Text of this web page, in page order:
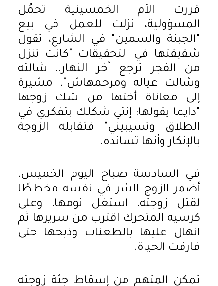
قررت الأم الخمسينية تحمُل
المسؤولية، نزلت للعمل في بيع
"الجبنة والسمين" في الشارع، تقول
شقيقتها في التحقيقات "كانت تنزل
من الفجر ترجع آخر النهار.. شالته
وشالت عياله ومرحمهاش"، مشيرة
إلى معاناة أختها من شك زوجها
"دايما يقولها: إنتي شكلك بتفكري في
الطلاق وتسيبيني" فتقابله الزوجة
بالإنكار وأنها تسانده.
في السادسة صباح اليوم الخميس،
أضمر الزوج الشر في نفسه مخططًا
لقتل زوجته، استغل نومها، وعلى
كرسيه المتحرك اقترب من سريرها ثم
انهال عليها بالطعنات وذبحها حتى
فارقت الحياة.
تمكن المتهم من إسقاط جثة زوجته